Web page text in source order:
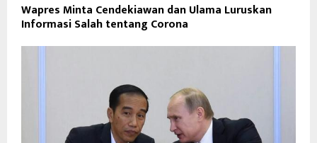
Wapres Minta Cendekiawan dan Ulama Luruskan
Informasi Salah tentang Corona